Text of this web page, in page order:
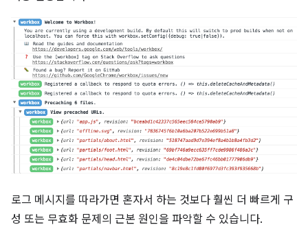
로그 메시지를 따라가면 혼자서 하는 것보다 훨씬 더 빠르게 구
성 또는 무효화 문제의 근본 원인을 파악할 수 있습니다.